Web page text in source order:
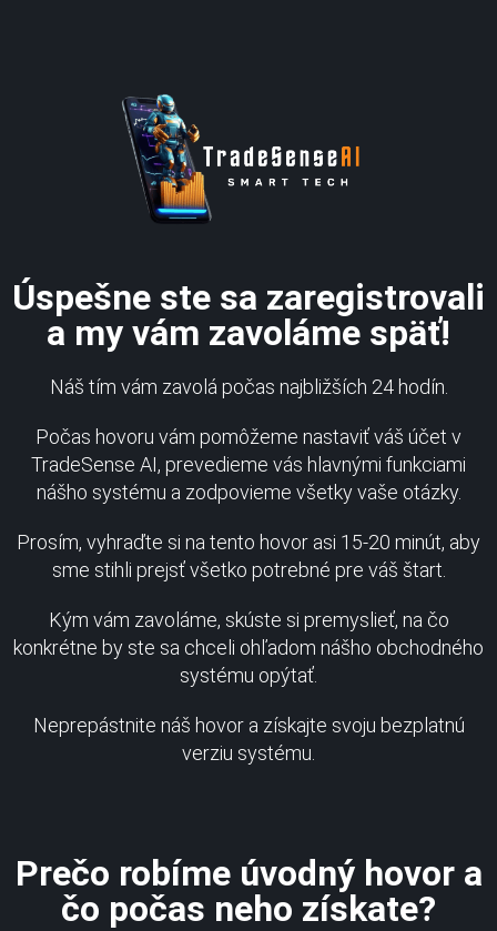
Úspešne ste sa zaregistrovali
a my vám zavoláme späť!
Náš tím vám zavolá počas najbližších 24 hodín.
Počas hovoru vám pomôžeme nastaviť váš účet v
TradeSense AI, prevedieme vás hlavnými funkciami
nášho systému a zodpovieme všetky vaše otázky.
Prosím, vyhraďte si na tento hovor asi 15-20 minút, aby
sme stihli prejsť všetko potrebné pre váš štart.
Kým vám zavoláme, skúste si premyslieť, na čo
konkrétne by ste sa chceli ohľadom nášho obchodného
systému opýtať.
Neprepástnite náš hovor a získajte svoju bezplatnú
verziu systému.
Prečo robíme úvodný hovor a
čo počas neho získate?